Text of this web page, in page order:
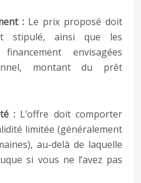
: Le prix proposé doit
stipulé, ainsi que les
envisagées
montant du prêt
: L’offre doit comporter
limitée (généralement
au-delà de laquelle
si vous ne l’avez pas